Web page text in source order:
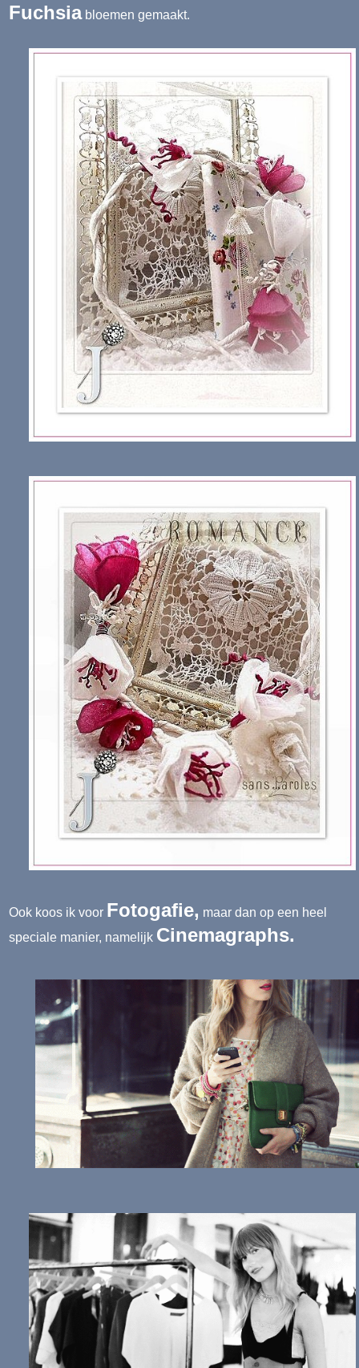
Fuchsiabloemen gemaakt.
Ook koos ik voor Fotogafie, maar dan op een heel
speciale manier, namelijk Cinemagraphs.